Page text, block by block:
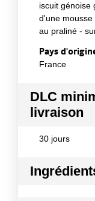
iscuit génoise
d'une
au praliné -
Pays
France
DLC
livraison
30 jours